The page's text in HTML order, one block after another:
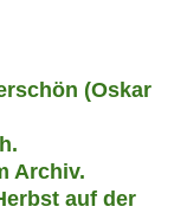
(Oskar
Archiv.
auf der